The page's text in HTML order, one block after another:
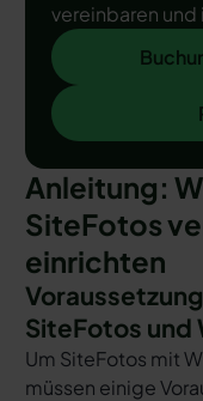
vereinbaren
Buchungtermin
Preise ansehen
Anleitung:
SiteFotos
einrichten
SiteFotos und
Um SiteFotos mit
müssen einige